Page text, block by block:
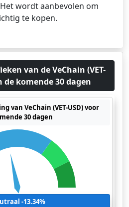
wordt aanbevolen om
te kopen.
van de VeChain (VET-
de komende 30 dagen
van VeChain (VET-USD) voor
30 dagen
-13.34%